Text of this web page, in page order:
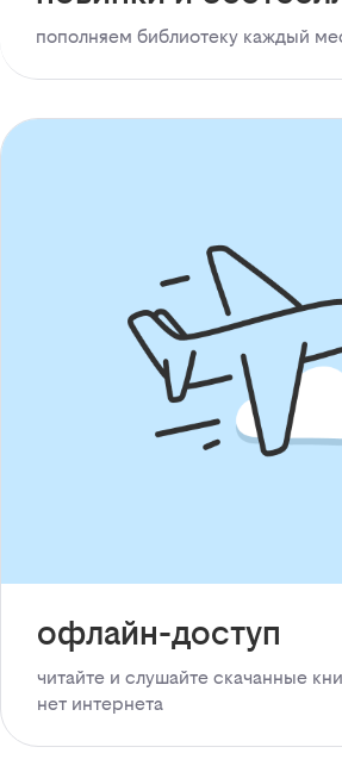
пополняем библиотеку каждый
офлайн-доступ
читайте и слушайте скачанные
нет интернета